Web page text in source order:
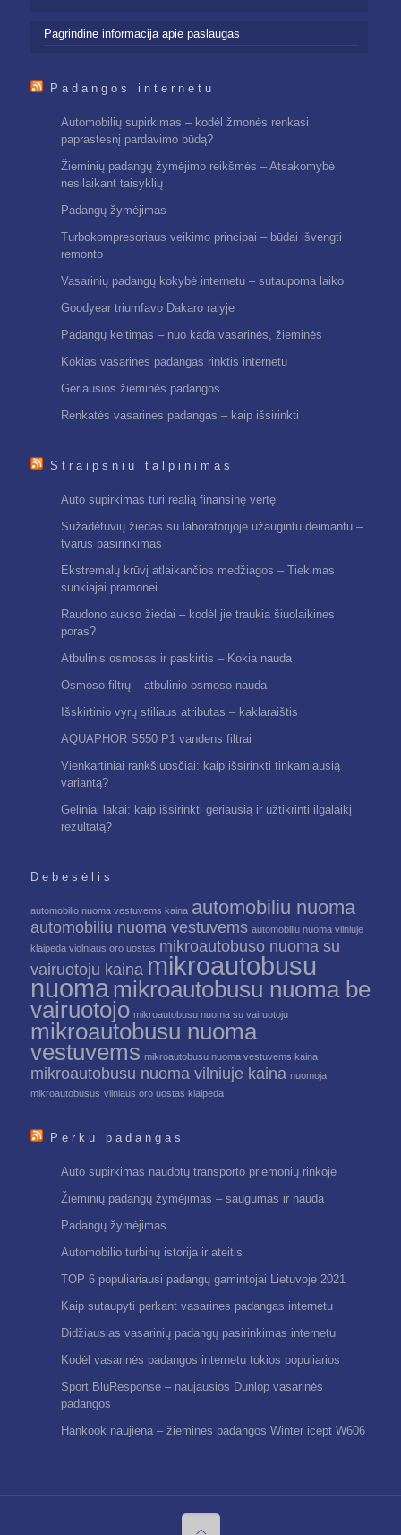
Pagrindinė informacija apie paslaugas
Padangos internetu
Automobilių supirkimas – kodėl žmonės renkasi
paprastesnį pardavimo būdą?
Žieminių padangų žymėjimo reikšmės – Atsakomybė
nesilaikant taisyklių
Padangų žymėjimas
Turbokompresoriaus veikimo principai – būdai išvengti
remonto
Vasarinių padangų kokybė internetu – sutaupoma laiko
Goodyear triumfavo Dakaro ralyje
Padangų keitimas – nuo kada vasarinės, žieminės
Kokias vasarines padangas rinktis internetu
Geriausios žieminės padangos
Renkatės vasarines padangas – kaip išsirinkti
Straipsniu talpinimas
Auto supirkimas turi realią finansinę vertę
Sužadėtuvių žiedas su laboratorijoje užaugintu deimantu –
tvarus pasirinkimas
Ekstremalų krūvį atlaikančios medžiagos – Tiekimas
sunkiajai pramonei
Raudono aukso žiedai – kodėl jie traukia šiuolaikines
poras?
Atbulinis osmosas ir paskirtis – Kokia nauda
Osmoso filtrų – atbulinio osmoso nauda
Išskirtinio vyrų stiliaus atributas – kaklaraištis
AQUAPHOR S550 P1 vandens filtrai
Vienkartiniai rankšluosčiai: kaip išsirinkti tinkamiausią
variantą?
Geliniai lakai: kaip išsirinkti geriausią ir užtikrinti ilgalaikį
rezultatą?
Debesėlis
automobilio nuoma vestuvems kaina automobiliu nuoma
automobiliu nuoma vestuvems automobiliu nuoma vilniuje
klaipeda violniaus oro uostas mikroautobuso nuoma su
vairuotoju kaina mikroautobusu
nuomamikroautobusu nuoma be
vairuotojo mikroautobusu nuoma su vairuotoju
mikroautobusu nuoma
vestuvems mikroautobusu nuoma vestuvems kaina
mikroautobusu nuoma vilniuje kaina nuomoja
mikroautobusus vilniaus oro uostas klaipeda
Perku padangas
Auto supirkimas naudotų transporto priemonių rinkoje
Žieminių padangų žymėjimas – saugumas ir nauda
Padangų žymėjimas
Automobilio turbinų istorija ir ateitis
TOP 6 populiariausi padangų gamintojai Lietuvoje 2021
Kaip sutaupyti perkant vasarines padangas internetu
Didžiausias vasarinių padangų pasirinkimas internetu
Kodėl vasarinės padangos internetu tokios populiarios
Sport BluResponse – naujausios Dunlop vasarinės
padangos
Hankook naujiena – žieminės padangos Winter icept W606